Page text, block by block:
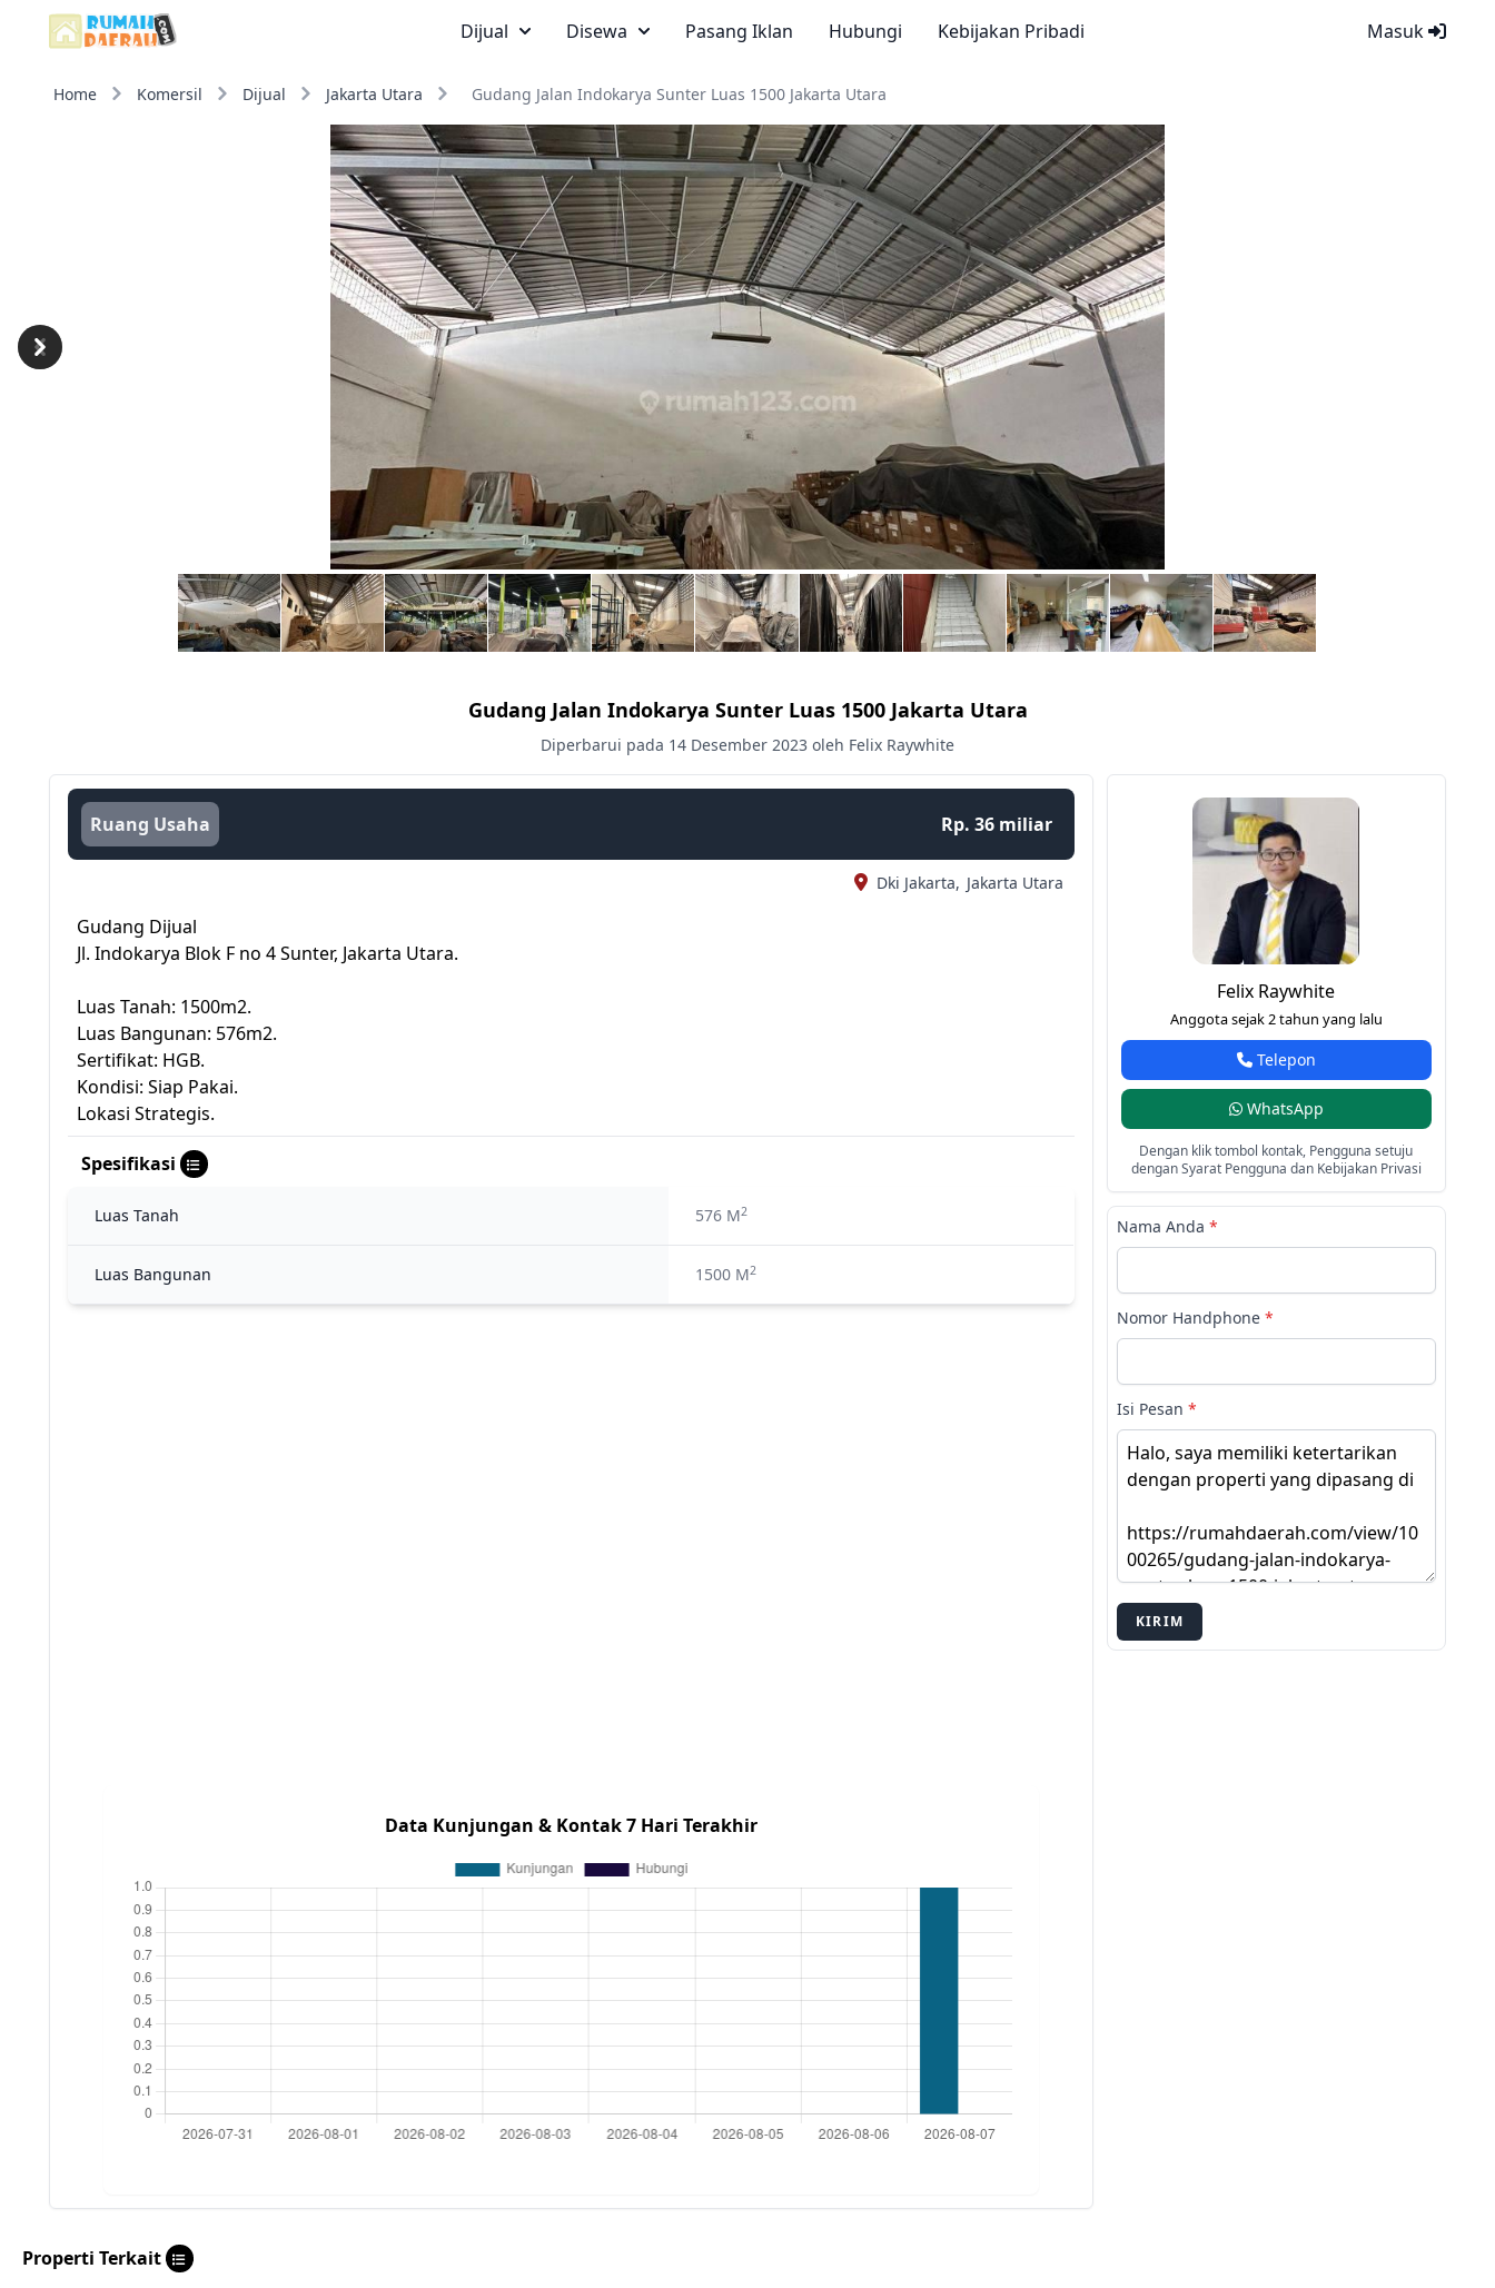
Masuk
Dijual Disewa Pasang Iklan Hubungi Kebijakan Pribadi
Home Komersil Dijual Jakarta Utara Gudang Jalan Indokarya Sunter Luas 1500 Jakarta Utara
Previous
Next
Gudang Jalan Indokarya Sunter Luas 1500 Jakarta Utara
Diperbarui pada 14 Desember 2023 oleh Felix Raywhite
Ruang Usaha Rp. 36 miliar
Dki Jakarta, Jakarta Utara
Gudang Dijual
Jl. Indokarya Blok F no 4 Sunter, Jakarta Utara.
Luas Tanah: 1500m2.
Luas Bangunan: 576m2.
Sertifikat: HGB.
Kondisi: Siap Pakai.
Lokasi Strategis.
Spesifikasi
Luas Tanah 576 M2
Luas Bangunan 1500 M2
Data Kunjungan & Kontak 7 Hari Terakhir
Felix Raywhite
Anggota sejak 2 tahun yang lalu
Telepon
WhatsApp
Dengan klik tombol kontak, Pengguna setuju
dengan Syarat Pengguna dan Kebijakan Privasi
Nama Anda *
Nomor Handphone *
Isi Pesan *
KIRIM
Properti Terkait